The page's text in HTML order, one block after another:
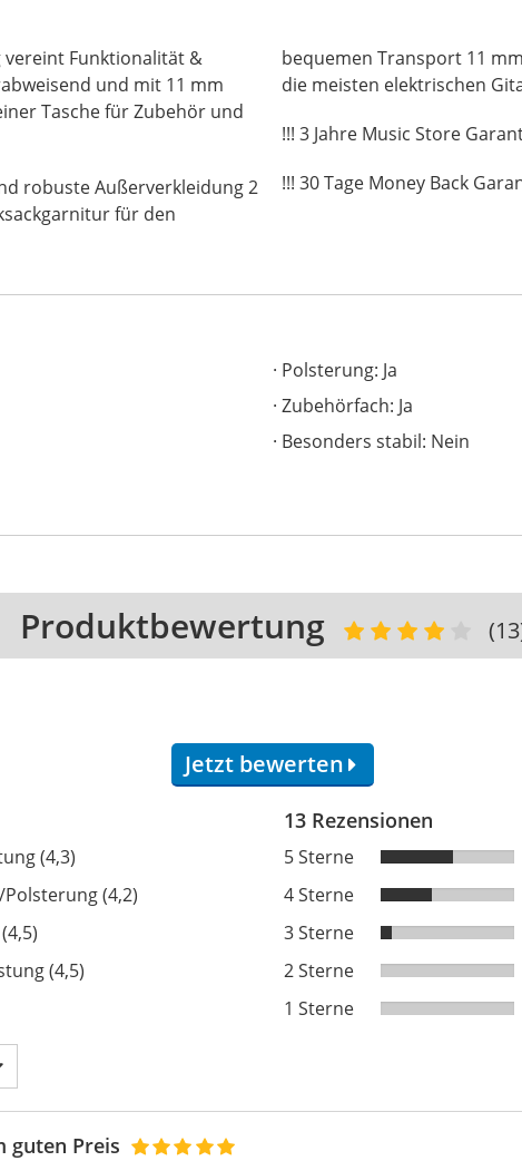
vereint Funktionalität &
und mit 11 mm
Tasche für Zubehör und
robuste Außerverkleidung 2
für den
bequemen Transport 11
die meisten elektrischen
!!! 3 Jahre Music Store
!!! 30 Tage Money Back
Polsterung: Ja
Zubehörfach: Ja
Besonders stabil: Nein
Produktbewertung
Jetzt bewerten
(4,3)
(4,2)
(4,5)
13 Rezensionen
5 Sterne
4 Sterne
3 Sterne
2 Sterne
1 Sterne
guten Preis